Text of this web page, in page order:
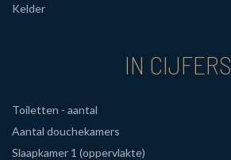
Kelder
IN CIJFERS
Toiletten - aantal
Aantal douchekamers
Slaapkamer 1 (oppervlakte)